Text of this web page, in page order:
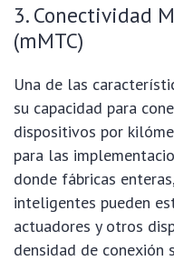
3. Conectividad
(mMTC)
Una de las
su capacidad para
dispositivos por
para las
donde fábricas
inteligentes pueden
actuadores y otros
densidad de conexión